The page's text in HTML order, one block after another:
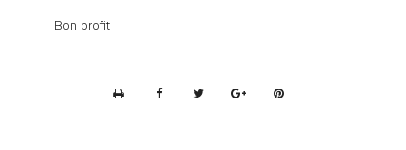
Bon profit!